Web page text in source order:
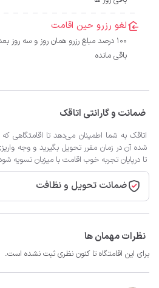
لغو رزرو حین اقامت
باقی مانده
ضمانت و گارانتی اتاقک
اتاقک به شما اطمینان می‌دهد تا اقامتگاهی
شده آن در زمان مقرر تحویل بگیرید و وجه
تا درپایان تجربه خوب اقامت با میزبان تسویه
ضمانت تحویل و نظافت
نظرات مهمان ها
برای این اقامتگاه تا کنون نظری ثبت نشده است.